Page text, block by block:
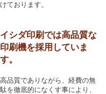
けております。
イシダ印刷では高品質な
印刷機を採用していま
す。
高品質でありながら、経費の無
駄を徹底的になくす事により、